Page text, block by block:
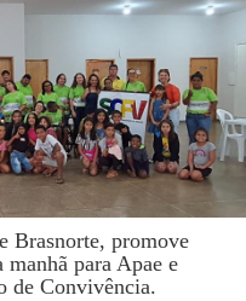
Brasnorte, promove
para Apae e
de Convivência.